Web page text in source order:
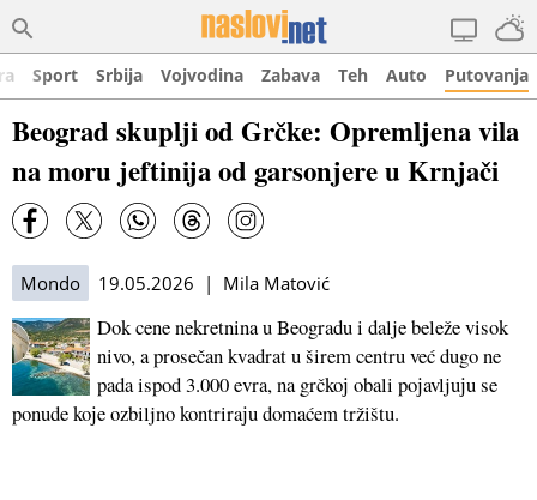
Sport Srbija Vojvodina Zabava Teh Auto Putovanja
Beograd skuplji od Grčke: Opremljena vila
na moru jeftinija od garsonjere u Krnjači
Mondo 19.05.2026 | Mila Matović
Dok cene nekretnina u Beogradu i dalje beleže visok
nivo, a prosečan kvadrat u širem centru već dugo ne
pada ispod 3.000 evra, na grčkoј obali poјavljuјu se
ponude koјe ozbiljno kontriraјu domaćem tržištu.